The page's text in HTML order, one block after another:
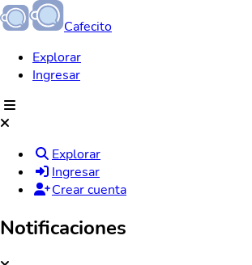
Cafecito
Explorar
Ingresar
Explorar
Ingresar
Crear cuenta
Notificaciones